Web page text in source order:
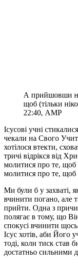
А прийшовши на
щоб (тільки
22:40, АМР
Ісусові учні
чекали на Свого
хотілося втекти,
тричі відрікся від
молитися про те, щоб
молитися про те, щоб
Ми були б у захваті,
вчинити погано, але
прийти. Одна з
полягає в тому, що
спокусі вчинити
Ісус хотів, аби Його
тоді, коли тиск став
достатньо сильними